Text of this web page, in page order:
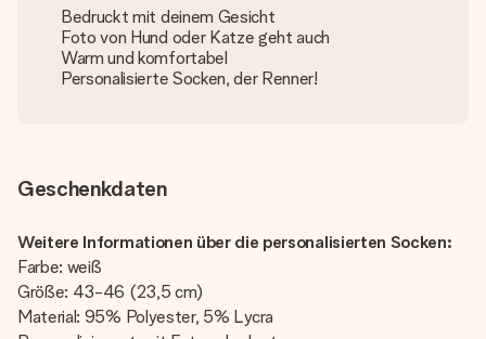
Bedruckt mit deinem Gesicht
Foto von Hund oder Katze geht auch
Warm und komfortabel
Personalisierte Socken, der Renner!
Geschenkdaten
Weitere Informationen über die personalisierten Socken:
Farbe: weiß
Größe: 43-46 (23,5 cm)
Material: 95% Polyester, 5% Lycra